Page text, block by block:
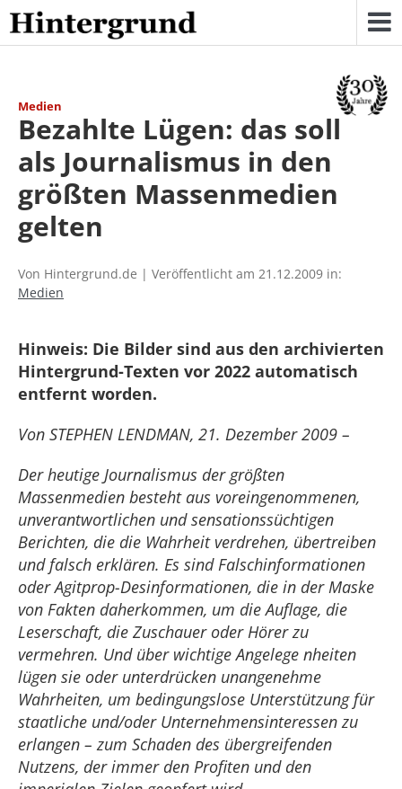
Skip
to
content
Medien
Bezahlte Lügen: das soll
als Journalismus in den
größten Massenmedien
gelten
Von Hintergrund.de | Veröffentlicht am 21.12.2009 in:
Medien
Hinweis: Die Bilder sind aus den archivierten
Hintergrund-Texten vor 2022 automatisch
entfernt worden.
Von STEPHEN LENDMAN, 21. Dezember 2009 –
Der heutige Journalismus der größten
Massenmedien besteht aus voreingenommenen,
unverantwortlichen und sensationssüchtigen
Berichten, die die Wahrheit verdrehen, übertreiben
und falsch erklären. Es sind Falschinformationen
oder Agitprop-Desinformationen, die in der Maske
von Fakten daherkommen, um die Auflage, die
Leserschaft, die Zuschauer oder Hörer zu
vermehren. Und über wichtige Angelege nheiten
lügen sie oder unterdrücken unangenehme
Wahrheiten, um bedingungslose Unterstützung für
staatliche und/oder Unternehmensinteressen zu
erlangen – zum Schaden des übergreifenden
Nutzens, der immer den Profiten und den